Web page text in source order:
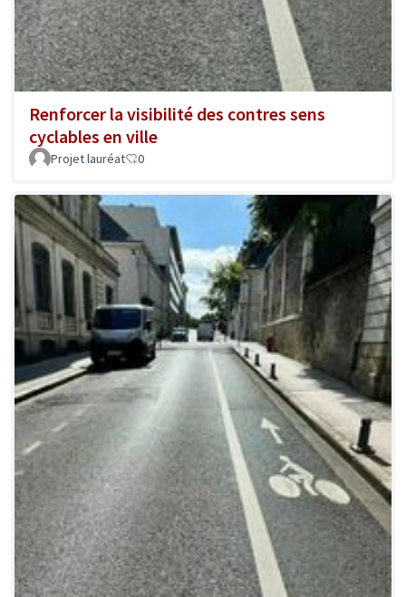
Renforcer la visibilité des contres sens
cyclables en ville
Projet lauréat 0